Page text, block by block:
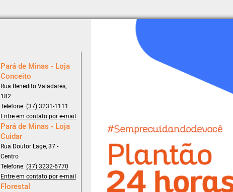
Pará de Minas - Loja
Conceito
Rua Benedito Valadares,
182
Telefone: (37) 3231-1111
Entre em contato por e-mail
Pará de Minas - Loja
Cuidar
Rua Doutor Lage, 37 -
Centro
Telefone: (37) 3232-6770
Entre em contato por e-mail
Florestal